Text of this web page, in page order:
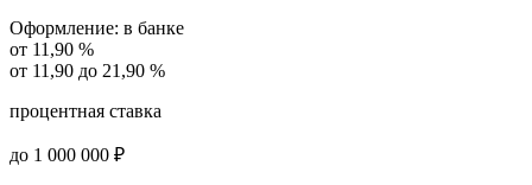
Оформление: в банке
от 11,90 %
от 11,90 до 21,90 %
процентная ставка
до 1 000 000 ₽